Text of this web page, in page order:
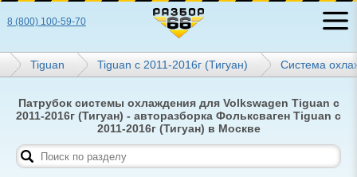
8 (800) 100-59-70
Tiguan Tiguan с 2011-2016г (Тигуан) Система
Патрубок системы охлаждения для Volkswagen Tiguan с
2011-2016г (Тигуан) - авторазборка Фольксваген Tiguan с
2011-2016г (Тигуан) в Москве